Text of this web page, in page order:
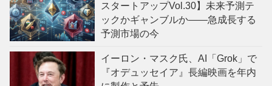
スタートアップVol.30】未来予測テ
ックかギャンブルか——急成長する
予測市場の今
イーロン・マスク氏、AI「Grok」で
『オデュッセイア』長編映画を年内